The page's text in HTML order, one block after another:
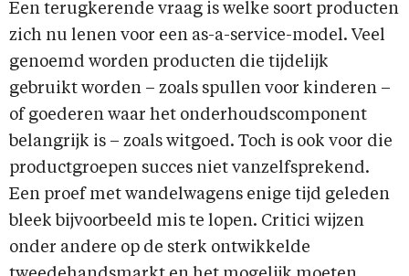
Een terugkerende vraag is welke soort producten
zich nu lenen voor een as-a-service-model. Veel
genoemd worden producten die tijdelijk
gebruikt worden – zoals spullen voor kinderen –
of goederen waar het onderhoudscomponent
belangrijk is – zoals witgoed. Toch is ook voor die
productgroepen succes niet vanzelfsprekend.
Een proef met wandelwagens enige tijd geleden
bleek bijvoorbeeld mis te lopen. Critici wijzen
onder andere op de sterk ontwikkelde